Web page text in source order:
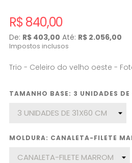
R$ 840,00
De: R$ 403,00 Até: R$ 2.056,00
Impostos inclusos
Trio - Celeiro do velho oeste -
TAMANHO BASE: 3 UNIDADES
MOLDURA: CANALETA-FILETE